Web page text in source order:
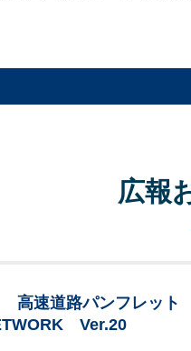
広報
高速道路パンフレット
Ver.20